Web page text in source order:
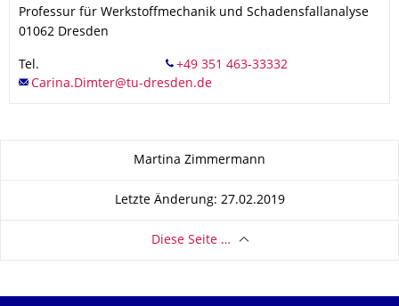
Professur für Werkstoffmecha­nik und Schadensfallana­lyse
01062 Dresden
Tel.
Zu dieser SeiteMartina Zimmermann
Letzte Änderung: 27.02.2019
Diese Seite …